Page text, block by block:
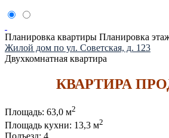
Планировка квартиры Планировка
Жилой дом по ул. Советская, д. 123
Двухкомнатная квартира
КВАРТИРА
Площадь: 63,0 м2
Площадь кухни: 13,3 м2